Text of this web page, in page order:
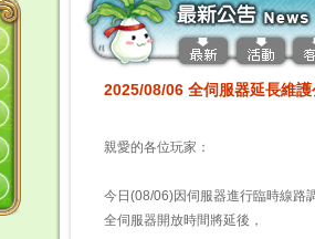
2025/08/06 全伺服器延長維
親愛的各位玩家 ：
今日(08/06)因伺服器進行臨時線路
全伺服器開放時間將延後，